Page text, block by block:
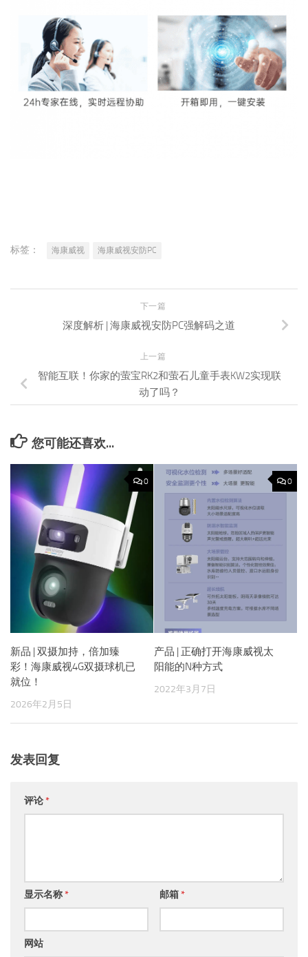
标签： 海康威视 海康威视安防PC
下一篇
深度解析 | 海康威视安防PC强解码之道
上一篇
智能互联！你家的萤宝RK2和萤石儿童手表KW2实现联
动了吗？
您可能还喜欢...
0
新品 | 双摄加持，倍加臻
彩！海康威视4G双摄球机已
就位！
2026年2月5日
0
产品 | 正确打开海康威视太
阳能的N种方式
2022年3月7日
发表回复
评论*
显示名称* 邮箱*
网站